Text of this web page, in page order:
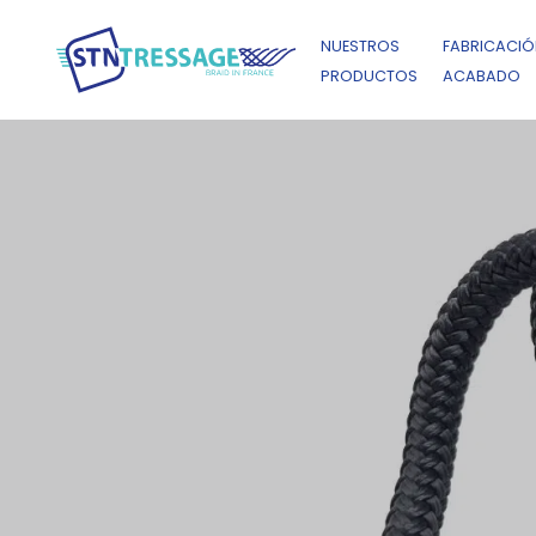
NUESTROS
PRODUCTOS
ACABADO